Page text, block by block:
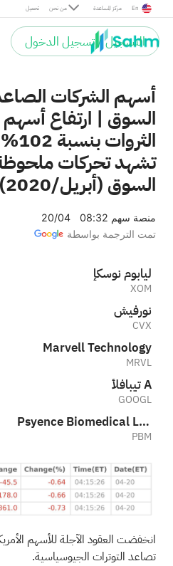
تحميل من نحن مركز المساعدة En
التسجيل / تسجيل الدخول
MRVL
Psyence Biomedical Ltd.
PBM
أسهم الشركات
السوق | ارتفاع أسهم
تشهد تحركات
السوق (أبريل/2020)
منصة سهم 08:32 20/04
تمت الترجمة بواسطة
إكسون موبايل
XOM
شيفرون
CVX
Marvell Technology
MRVL
ألفابيت A
GOOGL
Psyence Biomedical Ltd.
PBM
انخفضت العقود الآجلة للأسهم
تصاعد التوترات الجيوسياسية.